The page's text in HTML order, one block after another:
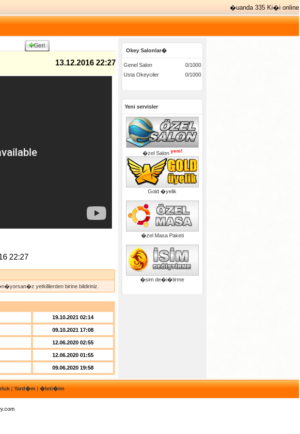
�uanda 335 Ki�i online
Geri
13.12.2016 22:27
22:27
yetkililerden birine bildiriniz.
19.10.2021 02:14
09.10.2021 17:08
12.06.2020 02:55
12.06.2020 01:55
09.06.2020 19:58
Okey Salonlar�
Genel Salon
0/1000
Usta Okeyciler
0/1000
Yeni servisler
�zel Salon yeni!
Gold �yelik
�zel Masa Paketi
�sim de�i�tirme
| Yard�m | �leti�im